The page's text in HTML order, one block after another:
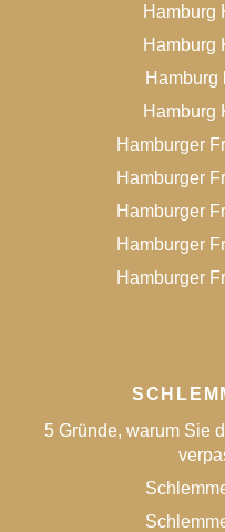
Hamburg
Hamburg
Hamburg
Hamburg
Hamburger
Hamburger
Hamburger
Hamburger
Hamburger
5 Gründe, warum Sie